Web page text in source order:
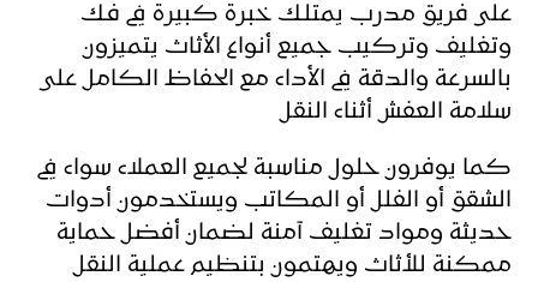
على فريق مدرب يمتلك خبرة كبيرة في فك
وتغليف وتركيب جميع أنواع الأثاث يتميزون
بالسرعة والدقة في الأداء مع الحفاظ الكامل على
سلامة العفش أثناء النقل
كما يوفرون حلول مناسبة لجميع العملاء سواء في
الشقق أو الفلل أو المكاتب ويستخدمون أدوات
حديثة ومواد تغليف آمنة لضمان أفضل حماية
ممكنة للأثاث ويهتمون بتنظيم عملية النقل